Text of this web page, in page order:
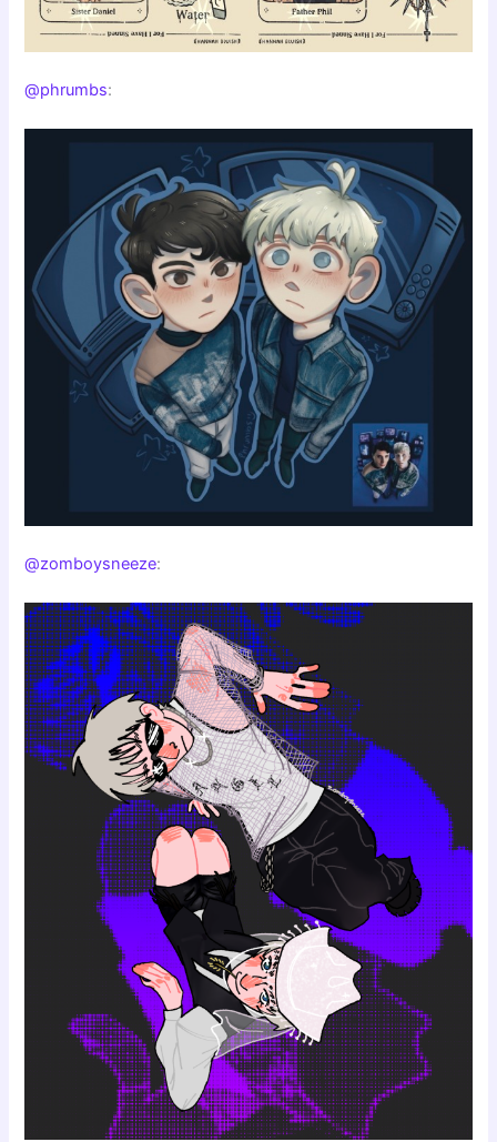
@phrumbs:
@zomboysneeze: